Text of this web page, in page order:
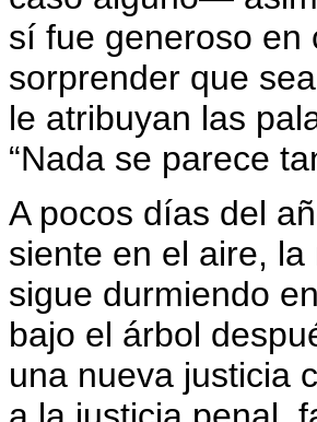
sí fue generoso en
sorprender que
le atribuyan las
“Nada se parece
A pocos días del
siente en el aire,
sigue durmiendo
bajo el árbol
una nueva justicia